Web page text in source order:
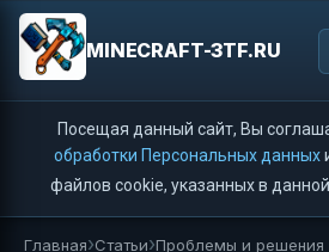
MINECRAFT-3TF.RU
Посещая данный сайт, Вы
обработки Персональных данных
файлов cookie, указанных в
Главная Статьи Проблемы и решения